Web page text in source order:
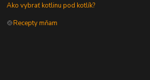
Ako vybrať kotlinu pod kotlík?
🍲Recepty mňam